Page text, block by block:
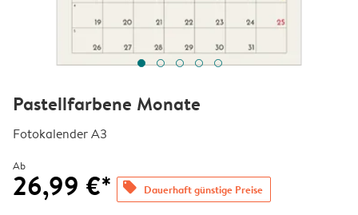
Pastellfarbene Monate
Fotokalender A3
Ab
26,99 €* offers Dauerhaft günstige Preise